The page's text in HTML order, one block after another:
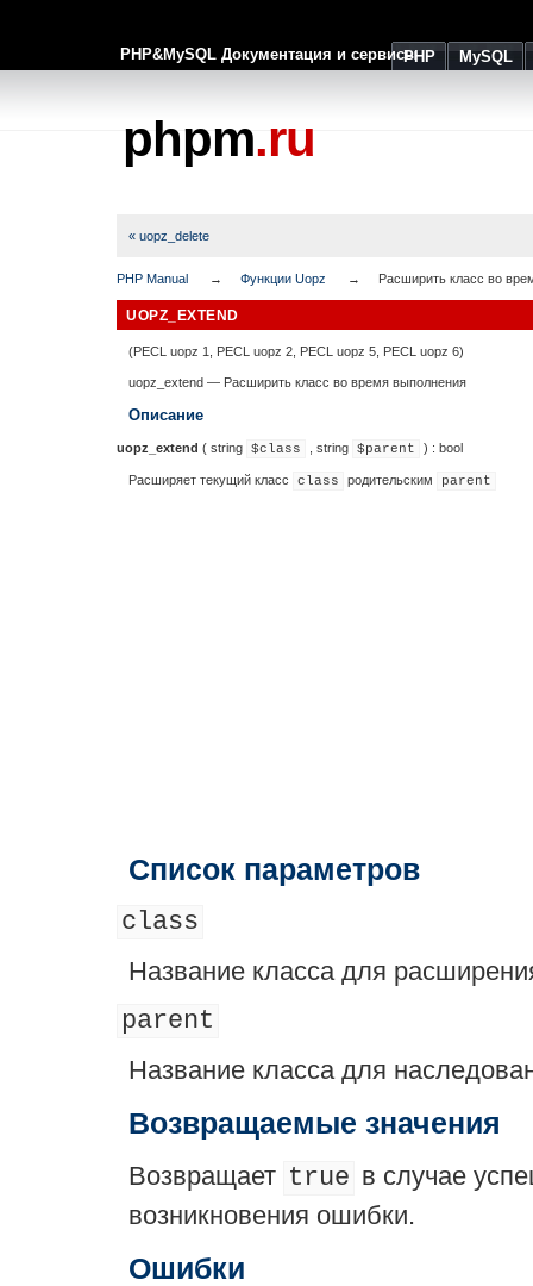
PHP&MySQL Документация и сервисыPHP MySQL
phpm.ru
« uopz_delete
PHP Manual Функции Uopz Расширить класс во
UOPZ_EXTEND
(PECL uopz 1, PECL uopz 2, PECL uopz 5, PECL uopz 6)
uopz_extend — Расширить класс во время выполнения
Описание
uopz_extend ( string $class string $parent ) : bool
Расширяет текущий класс class родительским parent
Список параметров
class
Название класса для
parent
Название класса для
Возвращаемые значения
Возвращает true в случае
возникновения ошибки.
Ошибки